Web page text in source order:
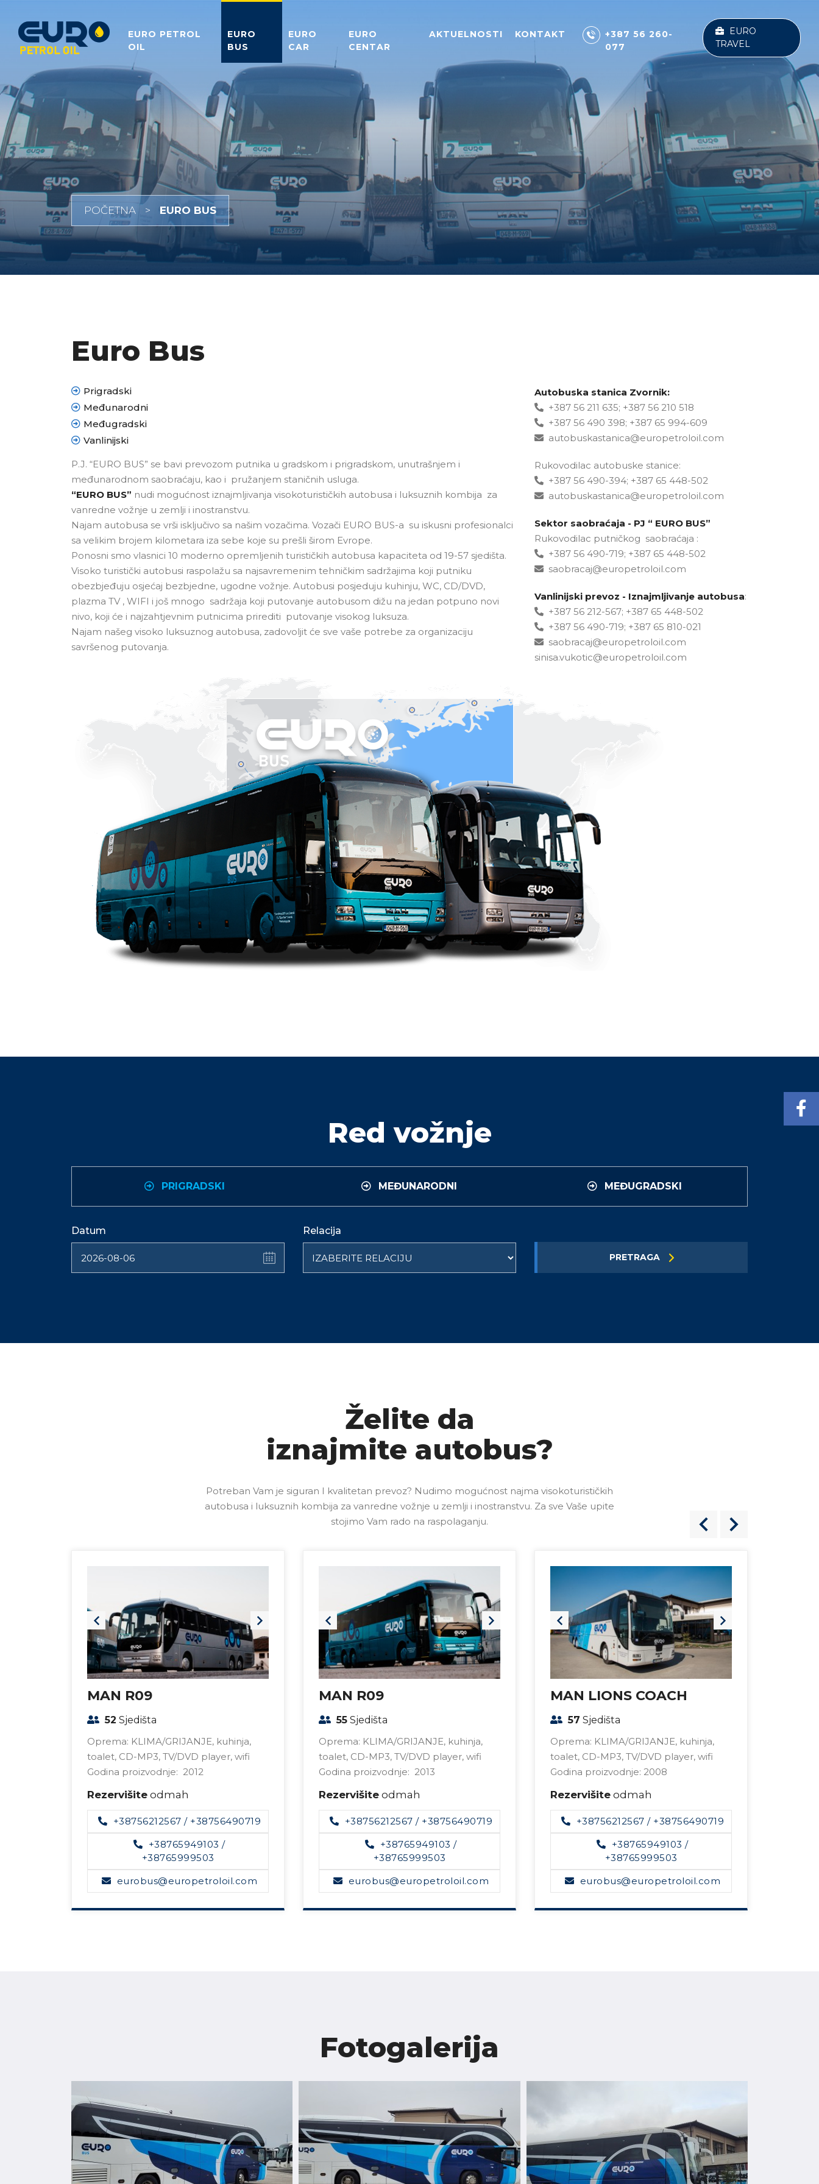
EURO PETROL
OIL
EURO
BUS
EURO
CAR
EURO
CENTAR
AKTUELNOSTI KONTAKT
+387 56 260-
077
EURO
TRAVEL
POČETNA EURO BUS
Euro Bus
Prigradski
Međunarodni
Međugradski
Vanlinijski
P.J. “EURO BUS” se bavi prevozom putnika u gradskom i prigradskom, unutrašnjem i
međunarodnom saobraćaju, kao i pružanjem staničnih usluga.
“EURO BUS” nudi mogućnost iznajmljivanja visokoturističkih autobusa i luksuznih kombija za
vanredne vožnje u zemlji i inostranstvu.
Najam autobusa se vrši isključivo sa našim vozačima. Vozači EURO BUS-a su iskusni profesionalci
sa velikim brojem kilometara iza sebe koje su prešli širom Evrope.
Ponosni smo vlasnici 10 moderno opremljenih turističkih autobusa kapaciteta od 19-57 sjedišta.
Visoko turistički autobusi raspolažu sa najsavremenim tehničkim sadržajima koji putniku
obezbjeđuju osjećaj bezbjedne, ugodne vožnje. Autobusi posjeduju kuhinju, WC, CD/DVD,
plazma TV , WIFI i još mnogo sadržaja koji putovanje autobusom dižu na jedan potpuno novi
nivo, koji će i najzahtjevnim putnicima prirediti putovanje visokog luksuza.
Najam našeg visoko luksuznog autobusa, zadovoljit će sve vaše potrebe za organizaciju
savršenog putovanja.
Autobuska stanica Zvornik:
+387 56 211 635; +387 56 210 518
+387 56 490 398; +387 65 994-609
autobuskastanica@europetroloil.com
Rukovodilac autobuske stanice:
+387 56 490-394; +387 65 448-502
autobuskastanica@europetroloil.com
Sektor saobraćaja - PJ “ EURO BUS”
Rukovodilac putničkog saobraćaja :
+387 56 490-719; +387 65 448-502
saobracaj@europetroloil.com
Vanlinijski prevoz - Iznajmljivanje autobusa:
+387 56 212-567; +387 65 448-502
+387 56 490-719; +387 65 810-021
saobracaj@europetroloil.com
sinisa.vukotic@europetroloil.com
Red vožnje
PRIGRADSKI MEĐUNARODNI MEĐUGRADSKI
Datum Relacija
PRETRAGA
Želite da
iznajmite autobus?
Potreban Vam je siguran I kvalitetan prevoz? Nudimo mogućnost najma visokoturističkih
autobusa i luksuznih kombija za vanredne vožnje u zemlji i inostranstvu. Za sve Vaše upite
stojimo Vam rado na raspolaganju.
MAN R09
52 Sjedišta
Oprema: KLIMA/GRIJANJE, kuhinja,
toalet, CD-MP3, TV/DVD player, wifi
Godina proizvodnje: 2012
Rezervišite odmah
+38756212567 / +38756490719
+38765949103 /
+38765999503
eurobus@europetroloil.com
MAN R09
55 Sjedišta
Oprema: KLIMA/GRIJANJE, kuhinja,
toalet, CD-MP3, TV/DVD player, wifi
Godina proizvodnje: 2013
Rezervišite odmah
+38756212567 / +38756490719
+38765949103 /
+38765999503
eurobus@europetroloil.com
MAN LIONS COACH
57 Sjedišta
Oprema: KLIMA/GRIJANJE, kuhinja,
toalet, CD-MP3, TV/DVD player, wifi
Godina proizvodnje: 2008
Rezervišite odmah
+38756212567 / +38756490719
+38765949103 /
+38765999503
eurobus@europetroloil.com
Fotogalerija